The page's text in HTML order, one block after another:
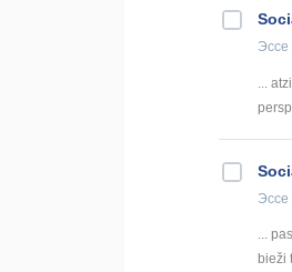
Эссе
...
Эссе
...
bieži